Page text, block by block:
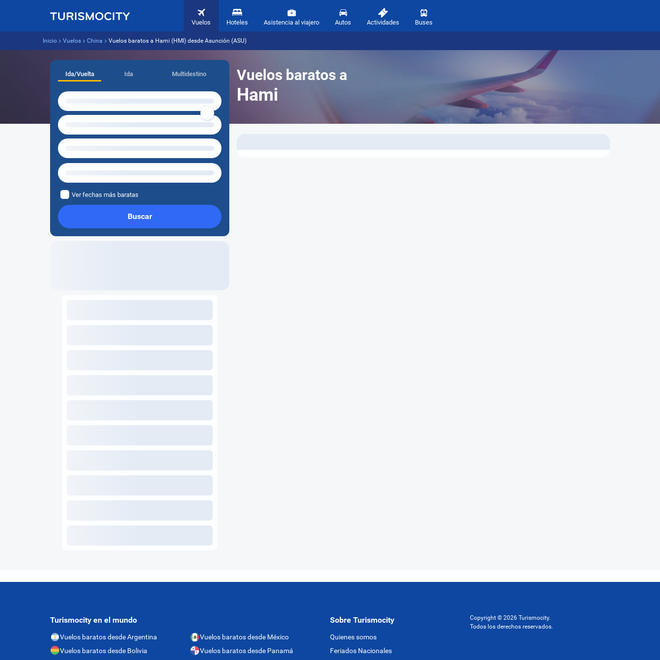
Vuelos Hoteles Asistencia al viajero Autos Actividades Buses
Inicio Vuelos China Vuelos baratos a Hami (HMI) desde Asunción (ASU)
Vuelos baratos a
Hami
Ida/Vuelta Ida Multidestino
Ver fechas más baratas
Buscar
Turismocity en el mundo
Vuelos baratos desde Argentina
Vuelos baratos desde Bolivia
Vuelos baratos desde México
Vuelos baratos desde Panamá
Sobre Turismocity
Quienes somos
Feriados Nacionales
Copyright © 2026 Turismocity.
Todos los derechos reservados.